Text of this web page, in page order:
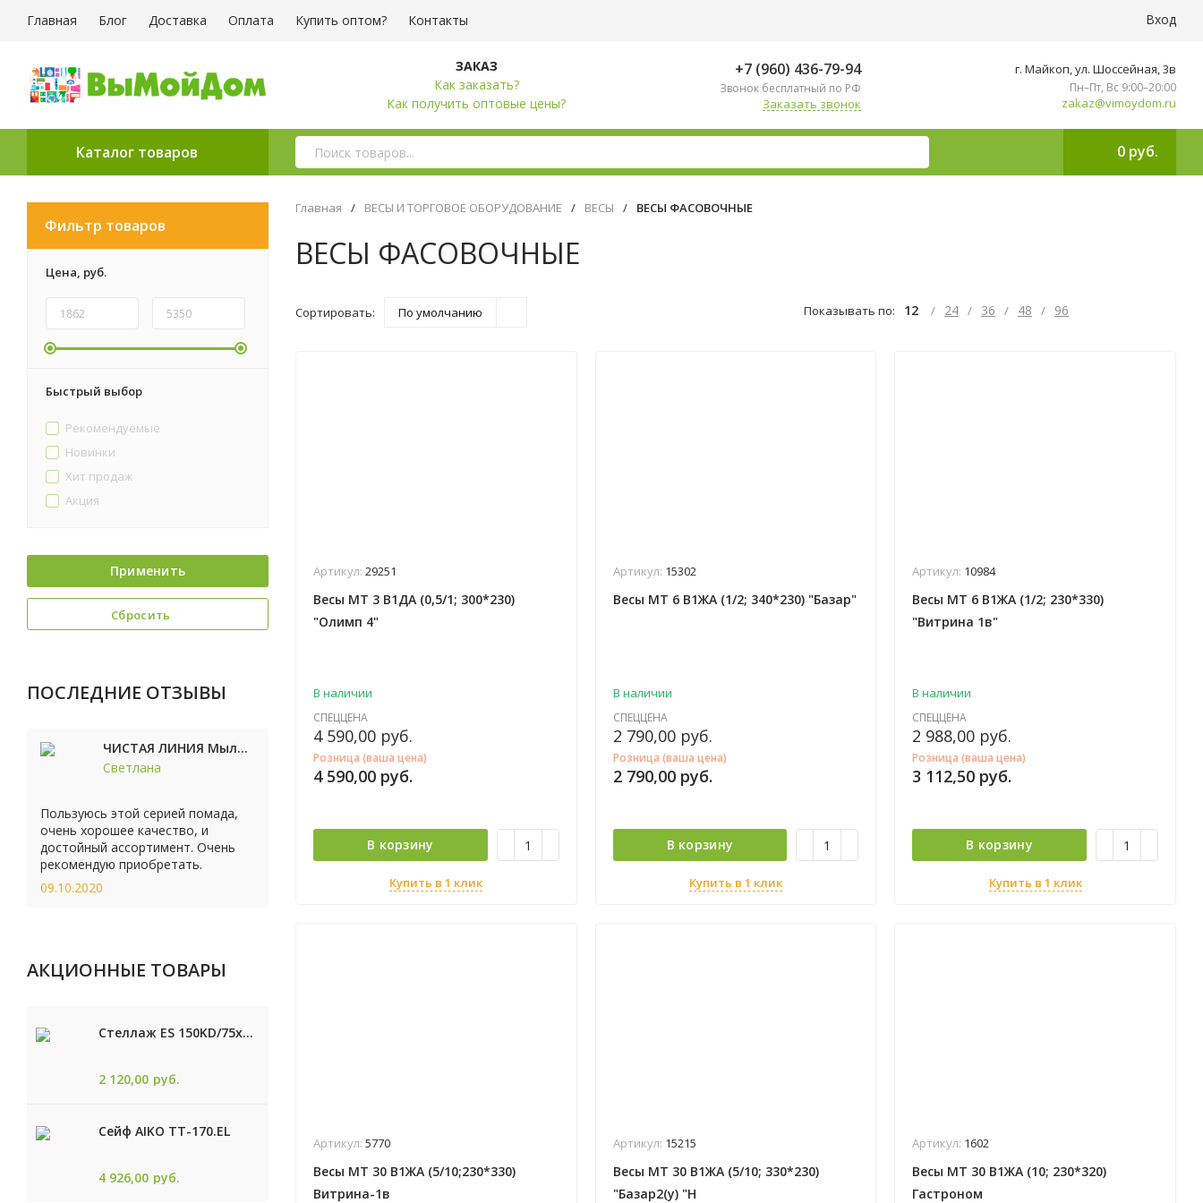
Главная Блог Доставка Оплата Купить оптом? Контакты Вход
ЗАКАЗ
Как заказать?
Как получить оптовые цены?
+7 (960) 436-79-94
Звонок бесплатный по РФ
Заказать звонок
г. Майкоп, ул. ​Шоссейная, 3в
Пн–Пт, Вс 9:00–20:00
zakaz@vimoydom.ru
Каталог товаров 0 руб.
Фильтр товаров
Цена, руб.
Быстрый выбор
Рекомендуемые
Новинки
Хит продаж
Акция
Применить
Сбросить
ПОСЛЕДНИЕ ОТЗЫВЫ
ЧИСТАЯ ЛИНИЯ Мыло косметическое Персик 90г
Светлана
Пользуюсь этой серией помада,
очень хорошее качество, и
достойный ассортимент. Очень
рекомендую приобретать.
09.10.2020
АКЦИОННЫЕ ТОВАРЫ
Стеллаж ES 150KD/75x30/4 оцинк
2 120,00 руб.
Сейф AIKO TТ-170.EL
4 926,00 руб.
Главная / ВЕСЫ И ТОРГОВОЕ ОБОРУДОВАНИЕ / ВЕСЫ / ВЕСЫ ФАСОВОЧНЫЕ
ВЕСЫ ФАСОВОЧНЫЕ
Сортировать: По умолчанию Показывать по: 12 / 24 / 36 / 48 / 96
Артикул: 29251
Весы МТ 3 В1ДА (0,5/1; 300*230)
"Олимп 4"
В наличии
СПЕЦЦЕНА
4 590,00 руб.
Розница (ваша цена)
4 590,00 руб.
В корзину
Купить в 1 клик
Артикул: 15302
Весы МТ 6 В1ЖА (1/2; 340*230) "Базар"
В наличии
СПЕЦЦЕНА
2 790,00 руб.
Розница (ваша цена)
2 790,00 руб.
В корзину
Купить в 1 клик
Артикул: 10984
Весы МТ 6 В1ЖА (1/2; 230*330)
"Витрина 1в"
В наличии
СПЕЦЦЕНА
2 988,00 руб.
Розница (ваша цена)
3 112,50 руб.
В корзину
Купить в 1 клик
Артикул: 5770
Весы МТ 30 В1ЖА (5/10;230*330)
Витрина-1в
Артикул: 15215
Весы МТ 30 В1ЖА (5/10; 330*230)
"Базар2(у) "Н
Артикул: 1602
Весы МТ 30 В1ЖА (10; 230*320)
Гастроном